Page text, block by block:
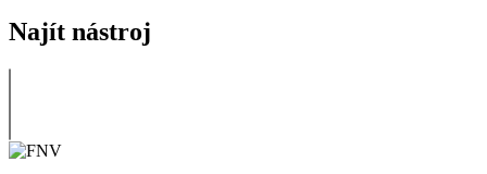
Najít nástroj